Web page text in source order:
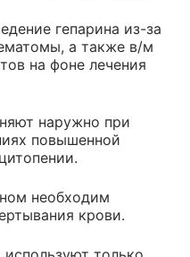
гепарина из-за
а также в/м
на фоне лечения
наружно при
повышенной
необходим
крови.